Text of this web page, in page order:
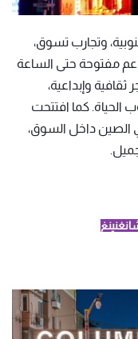
وتجارب تسوق،
مفتوحة حتى الساعة
وإبداعية،
الحياة. كما افتتحت
الصين داخل السوق،